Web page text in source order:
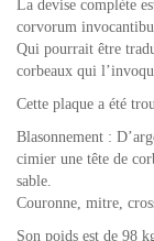
La devise complète
corvorum
Qui pourrait être
corbeaux qui
Cette plaque a été
Blasonnement :
cimier une tête de
sable.
Couronne, mitre,
Son poids est de 98